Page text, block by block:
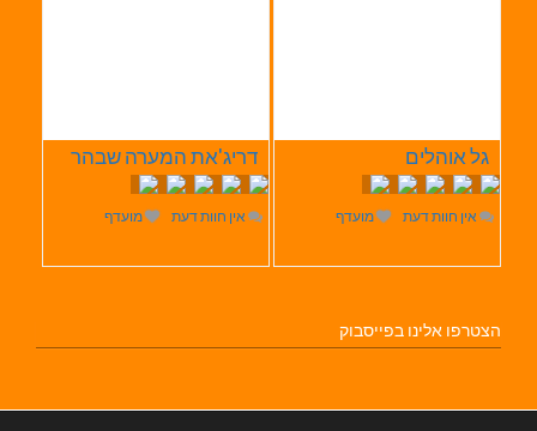
גל אוהלים
אין חוות דעת מועדף
דריג'את המערה שבהר
אין חוות דעת מועדף
הצטרפו אלינו בפייסבוק